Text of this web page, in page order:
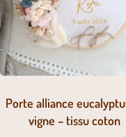
Porte alliance
vigne – tissu coton